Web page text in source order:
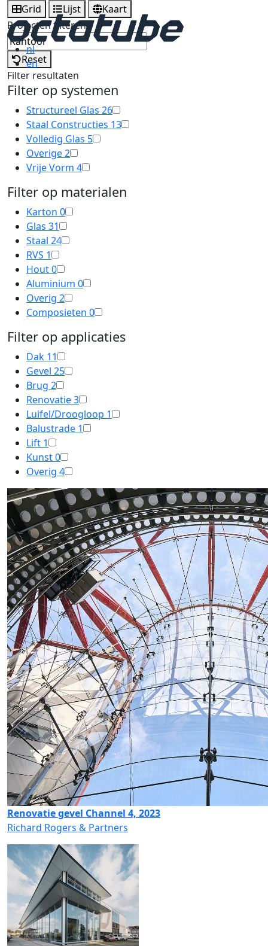
nl
en
Grid Lijst
Kaart
Projecten filteren
Reset
Filter resultaten
Filter op systemen
Structureel Glas 26
Staal Constructies 13
Volledig Glas 5
Overige2
Vrije Vorm 4
Filter op materialen
Karton 0
Glas 31
Staal 24
RVS 1
Hout0
Aluminium 0
Overig 2
Composieten 0
Filter op applicaties
Dak 11
Gevel 25
Brug 2
Renovatie3
Luifel/Droogloop 1
Balustrade 1
Lift 1
Kunst0
Overig 4
Renovatie gevel Channel 4, 2023
Richard Rogers & Partners